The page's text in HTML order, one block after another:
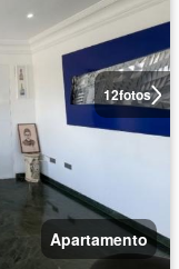
12fotos
Apartamento